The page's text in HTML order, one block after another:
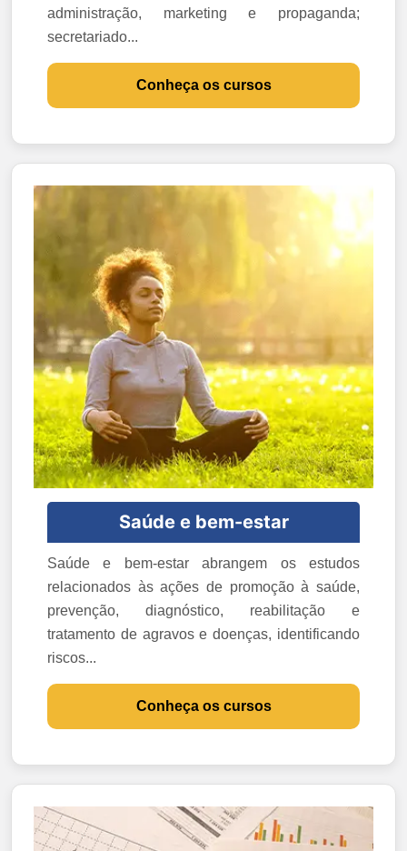
administração, marketing e propaganda;
secretariado...
Conheça os cursos
Saúde e bem-estar
Saúde e bem-estar abrangem os estudos
relacionados às ações de promoção à saúde,
prevenção, diagnóstico, reabilitação e
tratamento de agravos e doenças, identificando
riscos...
Conheça os cursos